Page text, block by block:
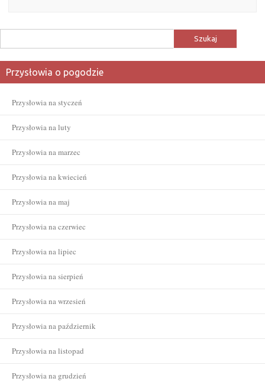
Przysłowia o pogodzie
Przysłowia na styczeń
Przysłowia na luty
Przysłowia na marzec
Przysłowia na kwiecień
Przysłowia na maj
Przysłowia na czerwiec
Przysłowia na lipiec
Przysłowia na sierpień
Przysłowia na wrzesień
Przysłowia na październik
Przysłowia na listopad
Przysłowia na grudzień